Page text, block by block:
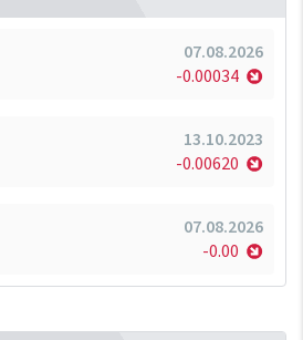
07.08.2026
-0.00034
13.10.2023
-0.00620
07.08.2026
-0.00